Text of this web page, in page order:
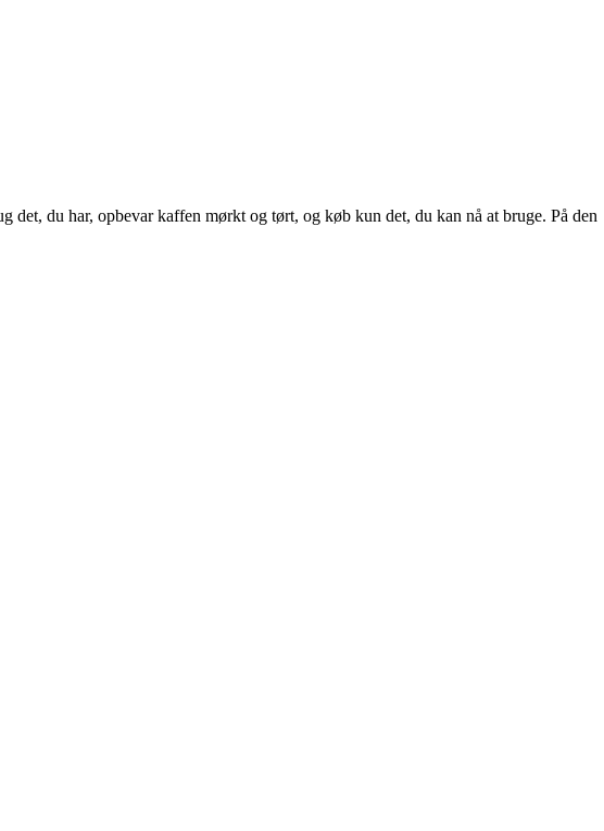
du har, opbevar kaffen mørkt og tørt, og køb kun det, du kan nå at bruge. På den